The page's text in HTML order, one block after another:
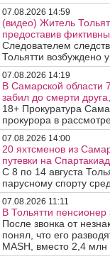
07.08.2026 14:59
(видео) Житель
предоставив
Следователем
Тольятти возбуждено
07.08.2026 14:19
В Самарской области
забил до смерти
18+ Прокуратура
прокурора в
07.08.2026 14:00
20 яхтсменов из
путевки на
С 8 по 14 августа
парусному спорту
07.08.2026 11:11
В Тольятти
После звонка от
понял, что его
MASH, вместо 2,4 млн